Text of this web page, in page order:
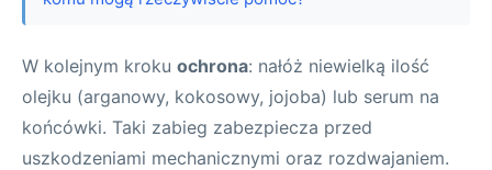
W kolejnym kroku ochrona: nałóż niewielką ilość
olejku (arganowy, kokosowy, jojoba) lub serum na
końcówki. Taki zabieg zabezpiecza przed
uszkodzeniami mechanicznymi oraz rozdwajaniem.